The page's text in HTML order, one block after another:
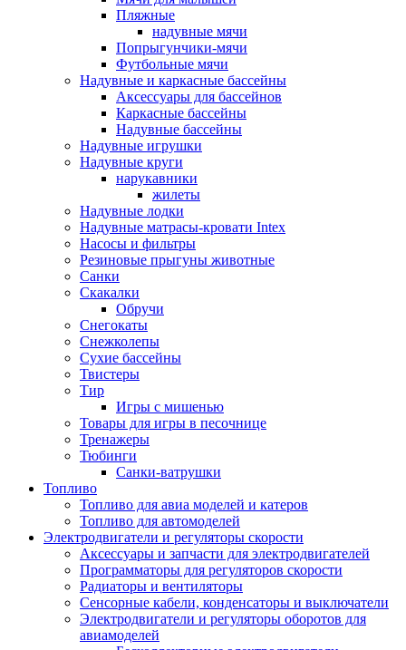
Пляжные
надувные мячи
Попрыгунчики-мячи
Футбольные мячи
Надувные и каркасные бассейны
Аксессуары для бассейнов
Каркасные бассейны
Надувные бассейны
Надувные игрушки
Надувные круги
нарукавники
жилеты
Надувные лодки
Надувные матрасы-кровати Intex
Насосы и фильтры
Резиновые прыгуны животные
Санки
Скакалки
Обручи
Снегокаты
Снежколепы
Сухие бассейны
Твистеры
Тир
Игры с мишенью
Товары для игры в песочнице
Тренажеры
Тюбинги
Санки-ватрушки
Топливо
Топливо для авиа моделей и катеров
Топливо для автомоделей
Электродвигатели и регуляторы скорости
Аксессуары и запчасти для электродвигателей
Программаторы для регуляторов скорости
Радиаторы и вентиляторы
Сенсорные кабели, конденсаторы и выключатели
Электродвигатели и регуляторы оборотов для
авиамоделей